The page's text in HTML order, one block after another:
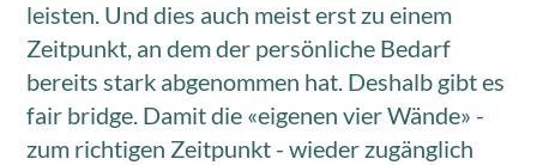
leisten. Und dies auch meist erst zu einem
Zeitpunkt, an dem der persönliche Bedarf
bereits stark abgenommen hat. Deshalb gibt es
fair bridge. Damit die «eigenen vier Wände» -
zum richtigen Zeitpunkt - wieder zugänglich